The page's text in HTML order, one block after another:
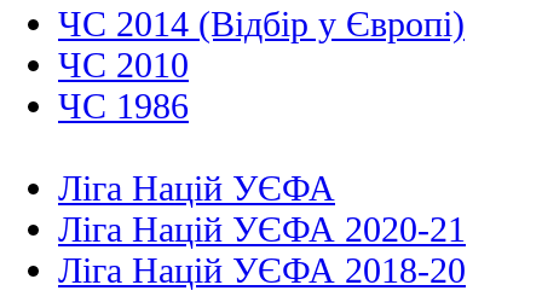
ЧС 2014 (Відбір у Європі)
ЧС 2010
ЧС 1986
Ліга Націй УЄФА
Ліга Націй УЄФА 2020-21
Ліга Націй УЄФА 2018-20